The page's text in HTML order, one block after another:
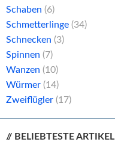
Schaben (6)
Schmetterlinge (34)
Schnecken (3)
Spinnen (7)
Wanzen (10)
Würmer (14)
Zweiflügler (17)
// BELIEBTESTE ARTIKEL